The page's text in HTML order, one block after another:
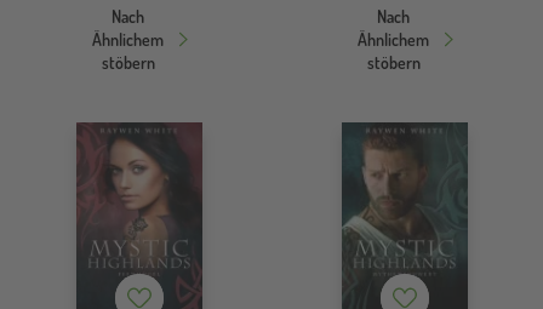
Nach
Ähnlichem
stöbern
Nach
Ähnlichem
stöbern
Merkzettel Merkzettel